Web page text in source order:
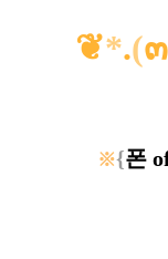
❦*.(๓
※{폰